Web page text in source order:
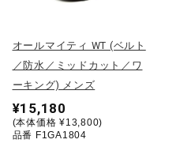
オールマイティ WT (ベルト
／防水／ミッドカット／ワ
ーキング) メンズ
¥15,180
(本体価格 ¥13,800)
品番 F1GA1804